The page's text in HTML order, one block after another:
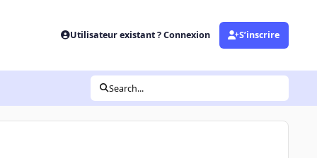
Utilisateur existant ? Connexion S’inscrire
Search...